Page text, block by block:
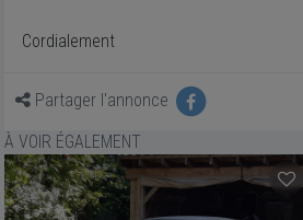
Cordialement
Partager l'annonce
À VOIR ÉGALEMENT